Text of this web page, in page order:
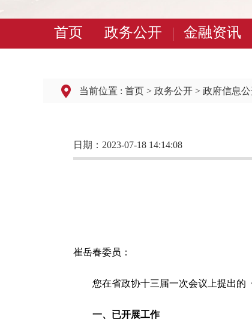
首页 政务公开 金融资讯
当前位置 : 首页 > 政务公开 > 政府信息
日期：2023-07-18 14:14:08
崔岳春委员：
您在省政协十三届一次会议上提出
一、已开展工作